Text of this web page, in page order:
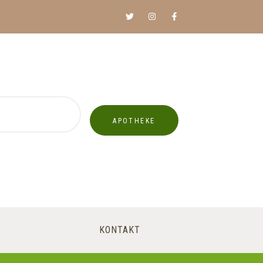
APOTHEKE
KONTAKT